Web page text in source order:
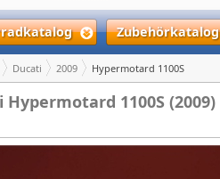
Zubehörkatalog
Ducati 2009 Hypermotard 1100S
Hypermotard 1100S (2009)